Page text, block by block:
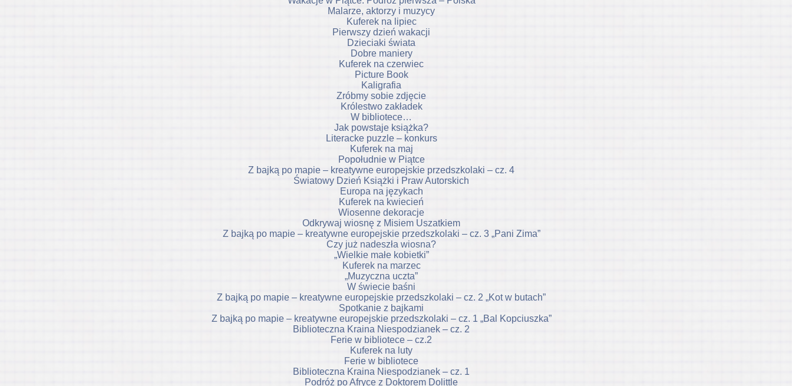
Malarze, aktorzy i muzycy
Kuferek na lipiec
Pierwszy dzień wakacji
Dzieciaki świata
Dobre maniery
Kuferek na czerwiec
Picture Book
Kaligrafia
Zróbmy sobie zdjęcie
Królestwo zakładek
W bibliotece…
Jak powstaje książka?
Literacke puzzle – konkurs
Kuferek na maj
Popołudnie w Piątce
Z bajką po mapie – kreatywne europejskie przedszkolaki – cz. 4
Światowy Dzień Książki i Praw Autorskich
Europa na językach
Kuferek na kwiecień
Wiosenne dekoracje
Odkrywaj wiosnę z Misiem Uszatkiem
Z bajką po mapie – kreatywne europejskie przedszkolaki – cz. 3 „Pani Zima”
Czy już nadeszła wiosna?
„Wielkie małe kobietki”
Kuferek na marzec
„Muzyczna uczta”
W świecie baśni
Z bajką po mapie – kreatywne europejskie przedszkolaki – cz. 2 „Kot w butach”
Spotkanie z bajkami
Z bajką po mapie – kreatywne europejskie przedszkolaki – cz. 1 „Bal Kopciuszka”
Biblioteczna Kraina Niespodzianek – cz. 2
Ferie w bibliotece – cz.2
Kuferek na luty
Ferie w bibliotece
Biblioteczna Kraina Niespodzianek – cz. 1
Podróż po Afryce z Doktorem Dolittle